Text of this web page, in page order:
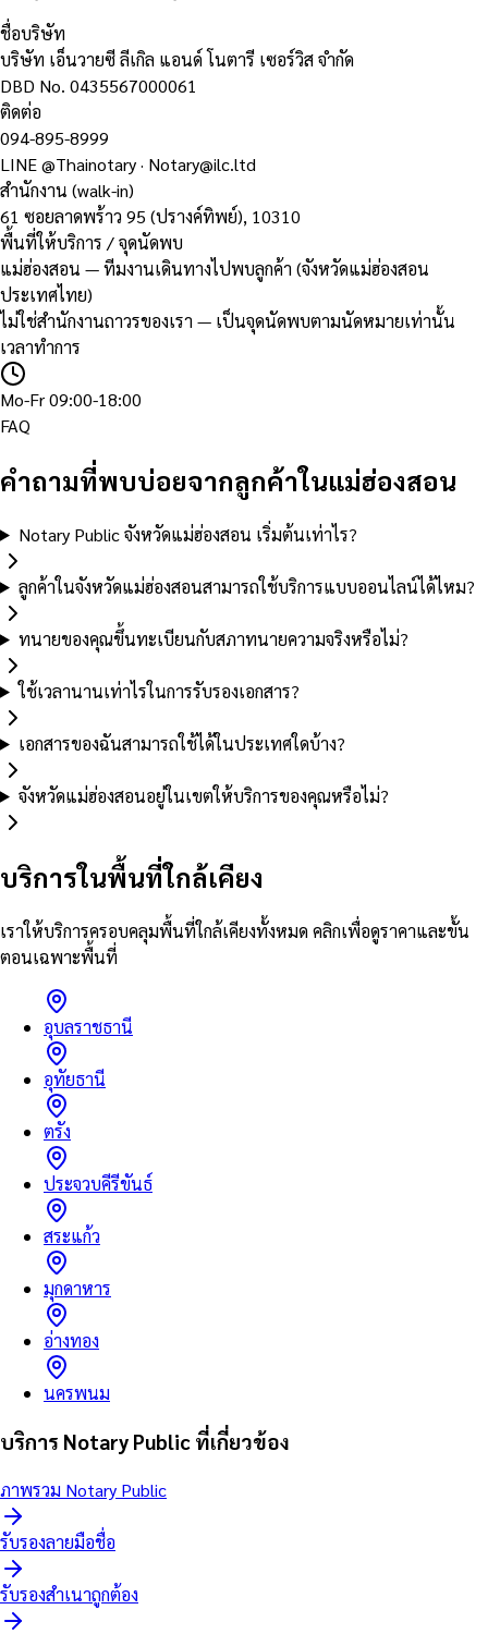
ชื่อบริษัท
บริษัท เอ็นวายซี ลีเกิล แอนด์ โนตารี เซอร์วิส จำกัด
DBD No. 0435567000061
ติดต่อ
094-895-8999
LINE@Thainotary· Notary@ilc.ltd
สำนักงาน (walk-in)
61 ซอยลาดพร้าว 95 (ปรางค์ทิพย์), 10310
พื้นที่ให้บริการ / จุดนัดพบ
แม่ฮ่องสอน — ทีมงานเดินทางไปพบลูกค้า (จังหวัดแม่ฮ่องสอน
ประเทศไทย)
ไม่ใช่สำนักงานถาวรของเรา — เป็นจุดนัดพบตามนัดหมายเท่านั้น
เวลาทำการ
Mo-Fr 09:00-18:00
FAQ
คำถามที่พบบ่อยจากลูกค้าในแม่ฮ่องสอน
Notary Public จังหวัดแม่ฮ่องสอน เริ่มต้นเท่าไร?
ลูกค้าในจังหวัดแม่ฮ่องสอนสามารถใช้บริการแบบออนไลน์ได้ไหม?
ทนายของคุณขึ้นทะเบียนกับสภาทนายความจริงหรือไม่?
ใช้เวลานานเท่าไรในการรับรองเอกสาร?
เอกสารของฉันสามารถใช้ได้ในประเทศใดบ้าง?
จังหวัดแม่ฮ่องสอนอยู่ในเขตให้บริการของคุณหรือไม่?
บริการในพื้นที่ใกล้เคียง
เราให้บริการครอบคลุมพื้นที่ใกล้เคียงทั้งหมด คลิกเพื่อดูราคาและขั้น
ตอนเฉพาะพื้นที่
อุบลราชธานี
อุทัยธานี
ตรัง
ประจวบคีรีขันธ์
สระแก้ว
มุกดาหาร
อ่างทอง
นครพนม
บริการ Notary Public ที่เกี่ยวข้อง
ภาพรวม Notary Public
รับรองลายมือชื่อ
รับรองสำเนาถูกต้อง